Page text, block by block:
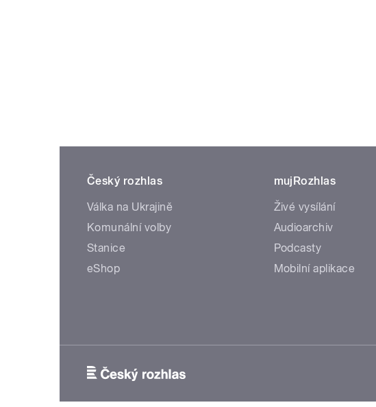
Český rozhlas
Válka na Ukrajině
Komunální volby
Stanice
eShop
mujRozhlas
Živé vysílání
Audioarchiv
Podcasty
Mobilní aplikace